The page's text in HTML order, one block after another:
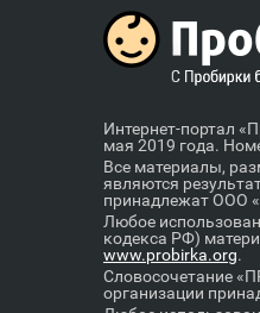
Интернет-портал
мая 2019 года.
Все материалы,
являются
принадлежат ООО
Любое
кодекса РФ)
www.probirka.org.
Словосочетание
организации